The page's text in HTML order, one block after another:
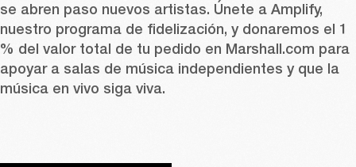
se abren paso nuevos artistas. Únete a Amplify,
nuestro programa de fidelización, y donaremos el 1
% del valor total de tu pedido en Marshall.com para
apoyar a salas de música independientes y que la
música en vivo siga viva.